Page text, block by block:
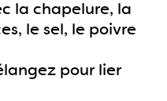
la chapelure, la
le sel, le poivre
pour lier